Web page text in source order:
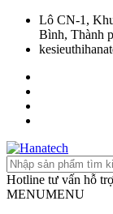
Lô CN-1,
Bình, Thành
Hotline tư vấn hỗ trợ
MENUMENU